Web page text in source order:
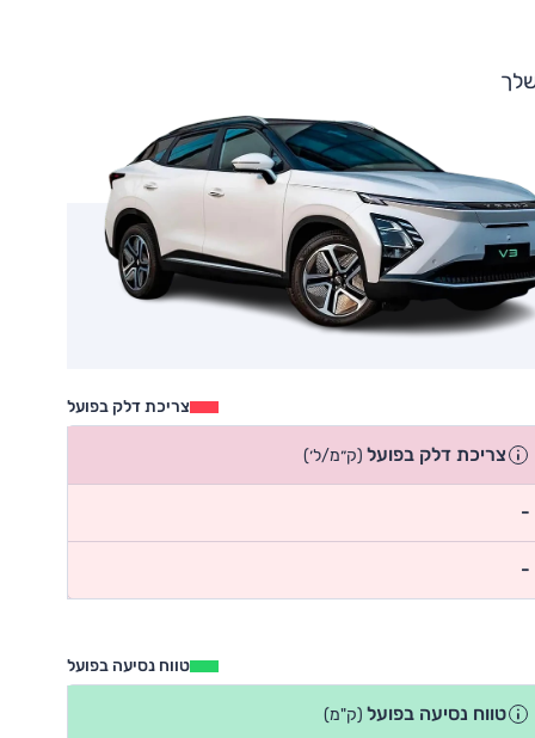
צריכת דלק בפועל
צריכת דלק בפועל (ק״מ/ל׳)
-
-
טווח נסיעה בפועל
טווח נסיעה בפועל (ק"מ)